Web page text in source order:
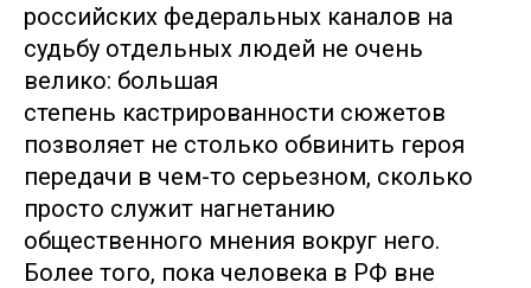
российских федеральных каналов на
судьбу отдельных людей не очень
велико: большая
степень кастрированности сюжетов
позволяет не столько обвинить героя
передачи в чем-то серьезном, сколько
просто служит нагнетанию
общественного мнения вокруг него.
Более того, пока человека в РФ вне